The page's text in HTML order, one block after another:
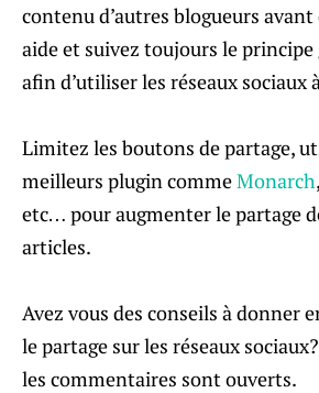
contenu d’autres blogueurs
aide et suivez toujours le
afin d’utiliser les réseaux sociaux
Limitez les boutons de partage,
meilleurs plugin commeMonarch,
etc… pour augmenter le partage
articles.
Avez vous des conseils à donner
le partage sur les réseaux
les commentaires sont ouverts.